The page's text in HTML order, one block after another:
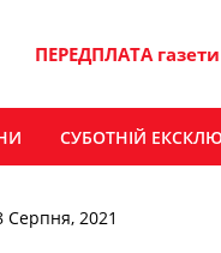
ПЕРЕДПЛАТА газети
СУБОТНІЙ
Серпня, 2021